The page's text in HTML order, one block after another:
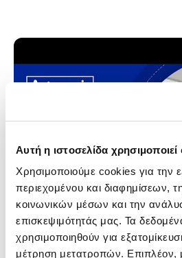
Αυτή η ιστοσελίδα
Χρησιμοποιούμε cookies για την
περιεχομένου και διαφημίσεων,
κοινωνικών μέσων και την
επισκεψιμότητάς μας. Τα
χρησιμοποιηθούν για
μέτρηση μετατροπών. Επιπλέον,